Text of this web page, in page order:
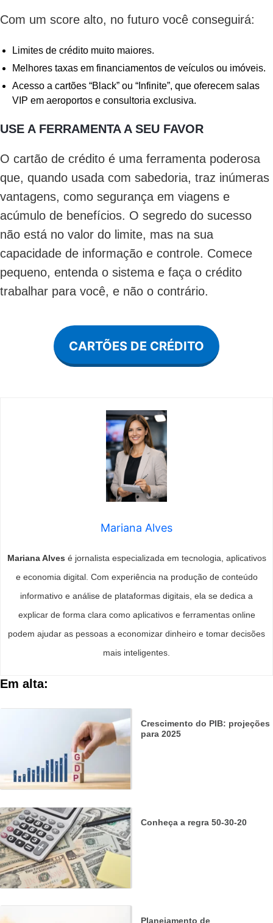
Com um score alto, no futuro você conseguirá:
Limites de crédito muito maiores.
Melhores taxas em financiamentos de veículos ou imóveis.
Acesso a cartões “Black” ou “Infinite”, que oferecem salas
VIP em aeroportos e consultoria exclusiva.
USE A FERRAMENTA A SEU FAVOR
O cartão de crédito é uma ferramenta poderosa
que, quando usada com sabedoria, traz inúmeras
vantagens, como segurança em viagens e
acúmulo de benefícios. O segredo do sucesso
não está no valor do limite, mas na sua
capacidade de informação e controle. Comece
pequeno, entenda o sistema e faça o crédito
trabalhar para você, e não o contrário.
CARTÕES DE CRÉDITO
Mariana Alves
Mariana Alves é jornalista especializada em tecnologia, aplicativos
e economia digital. Com experiência na produção de conteúdo
informativo e análise de plataformas digitais, ela se dedica a
explicar de forma clara como aplicativos e ferramentas online
podem ajudar as pessoas a economizar dinheiro e tomar decisões
mais inteligentes.
Em alta:
Crescimento do PIB: projeções
para 2025
Conheça a regra 50-30-20
Planejamento de